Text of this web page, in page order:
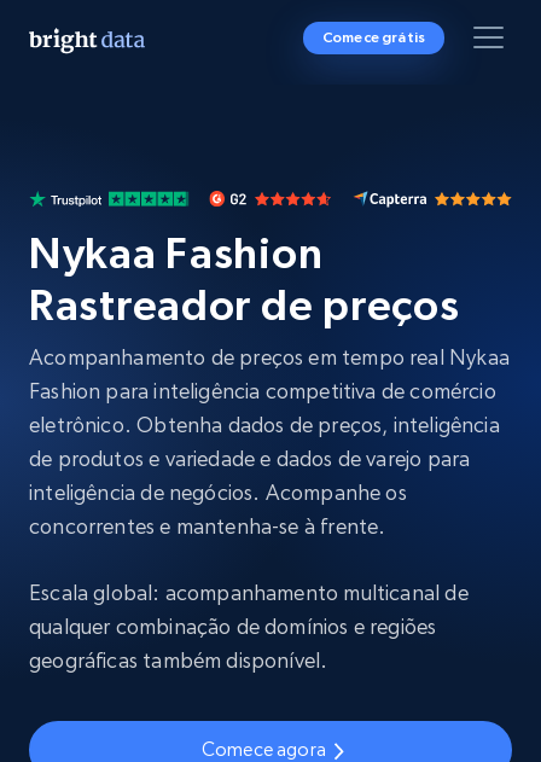
Comece grátis
Nykaa Fashion
Rastreador de preços
Acompanhamento de preços em tempo real Nykaa
Fashion para inteligência competitiva de comércio
eletrônico. Obtenha dados de preços, inteligência
de produtos e variedade e dados de varejo para
inteligência de negócios. Acompanhe os
concorrentes e mantenha-se à frente.
Escala global: acompanhamento multicanal de
qualquer combinação de domínios e regiões
geográficas também disponível.
Comece agora